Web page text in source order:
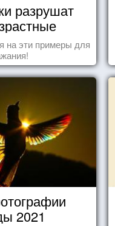
разрушат
на эти примеры для
2021